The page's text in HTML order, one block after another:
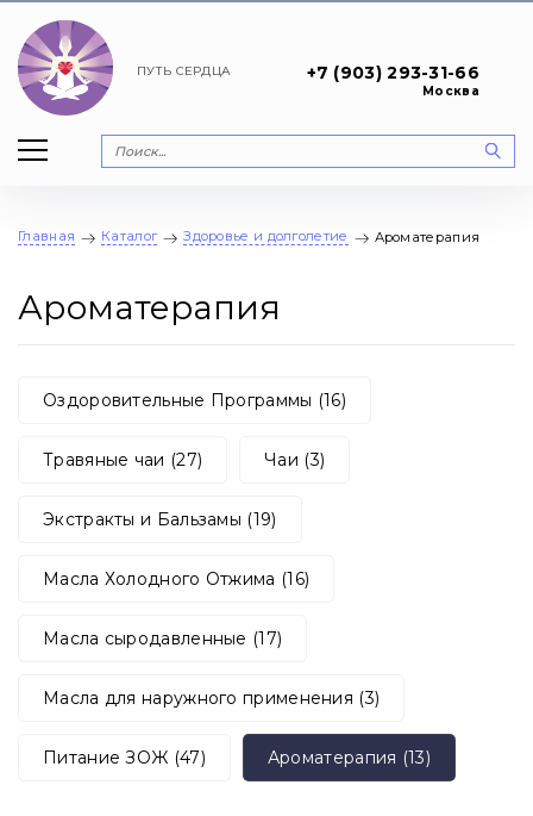
ПУТЬ СЕРДЦА +7 (903) 293-31-66
Москва
Главная Каталог Здоровье и долголетие Ароматерапия
Ароматерапия
Оздоровительные Программы (16)
Травяные чаи (27) Чаи (3)
Экстракты и Бальзамы (19)
Масла Холодного Отжима (16)
Масла сыродавленные (17)
Масла для наружного применения (3)
Питание ЗОЖ (47) Ароматерапия (13)